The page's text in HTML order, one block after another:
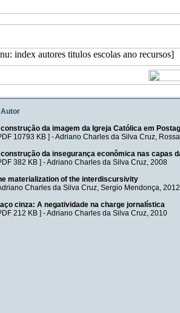
Autor
da imagem da Igreja Católica em
10793 KB] -Adriano Charles da Silva Cruz,
da insegurança econômica nas capas
382 KB] -Adriano Charles da Silva Cruz, 2008
materialization of the interdiscursivity
Charles da Silva Cruz, Sergio Mendonça, 2012
cinza: A negatividade na charge jornalística
212 KB] -Adriano Charles da Silva Cruz, 2010